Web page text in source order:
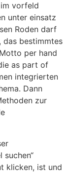
vorfeld
unter einsatz
Roden darf
das bestimmtes
per hand
as part of
integrierten
Dann
zur
suchen“
klicken, ist und